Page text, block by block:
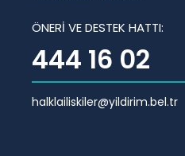
ÖNERİ VE DESTEK HATTI:
444 16 02
halklailiskiler@yildirim.bel.tr